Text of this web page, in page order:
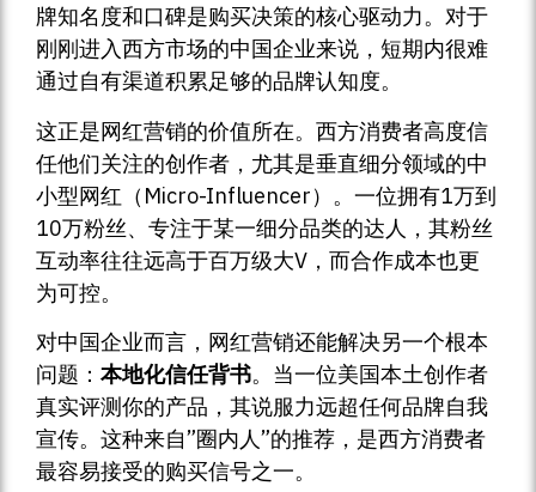
牌知名度和口碑是购买决策的核心驱动力。对于
刚刚进入西方市场的中国企业来说，短期内很难
通过自有渠道积累足够的品牌认知度。
这正是网红营销的价值所在。西方消费者高度信
任他们关注的创作者，尤其是垂直细分领域的中
小型网红（Micro-Influencer）。一位拥有1万到
10万粉丝、专注于某一细分品类的达人，其粉丝
互动率往往远高于百万级大V，而合作成本也更
为可控。
对中国企业而言，网红营销还能解决另一个根本
问题： 本地化信任背书。当一位美国本土创作者
真实评测你的产品，其说服力远超任何品牌自我
宣传。这种来自”圈内人”的推荐，是西方消费者
最容易接受的购买信号之一。